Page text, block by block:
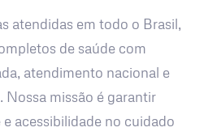
atendidas em todo o Brasil,
de saúde com
atendimento nacional e
Nossa missão é garantir
acessibilidade no cuidado